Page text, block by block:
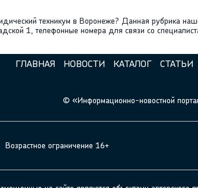
техникум в Воронеже? Данная рубрика
1, телефонные номера для связи со
ГЛАВНАЯ НОВОСТИ КАТАЛОГ СТАТЬИ
© «Информационно-новостной
Возрастное ограничение 16+